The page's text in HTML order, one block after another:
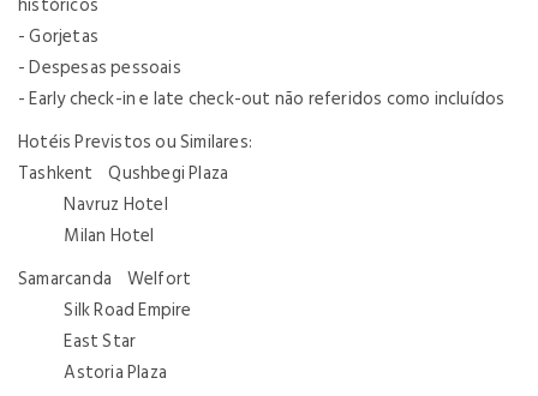
- Gorjetas
- Despesas pessoais
- Early check-in e late check-out não referidos como incluídos
Hotéis Previstos ou Similares:
Tashkent Qushbegi Plaza
Navruz Hotel
Milan Hotel
Samarcanda Welfort
Silk Road Empire
East Star
Astoria Plaza